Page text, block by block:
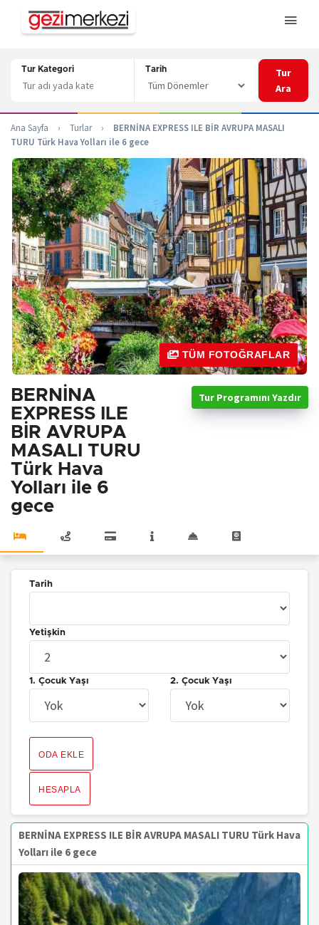
Tur Kategori Tarih
Tur
Ara
Ana Sayfa › Turlar ›
BERNİNA EXPRESS ILE BİR AVRUPA MASALI
TURU Türk Hava Yolları ile 6 gece
TÜM FOTOĞRAFLAR
BERNİNA
EXPRESS ILE
BİR AVRUPA
MASALI TURU
Türk Hava
Yolları ile 6
gece
Tur Programını Yazdır
Tarih
Yetişkin
1. Çocuk Yaşı 2. Çocuk Yaşı
ODA EKLE
HESAPLA
BERNİNA EXPRESS ILE BİR AVRUPA MASALI TURU Türk Hava
Yolları ile 6 gece